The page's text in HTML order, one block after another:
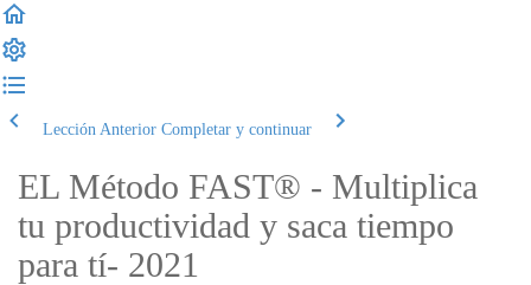
Lección Anterior Completar y continuar
EL Método FAST® - Multiplica
tu productividad y saca tiempo
para tí- 2021